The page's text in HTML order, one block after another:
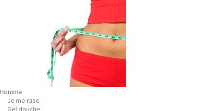
Homme
Je me rase
Gel douche